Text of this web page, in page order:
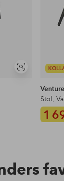
Visa
Stol,
1